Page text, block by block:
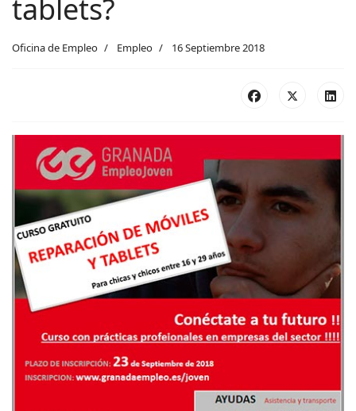
tablets?
Oficina de Empleo Empleo 16 Septiembre 2018